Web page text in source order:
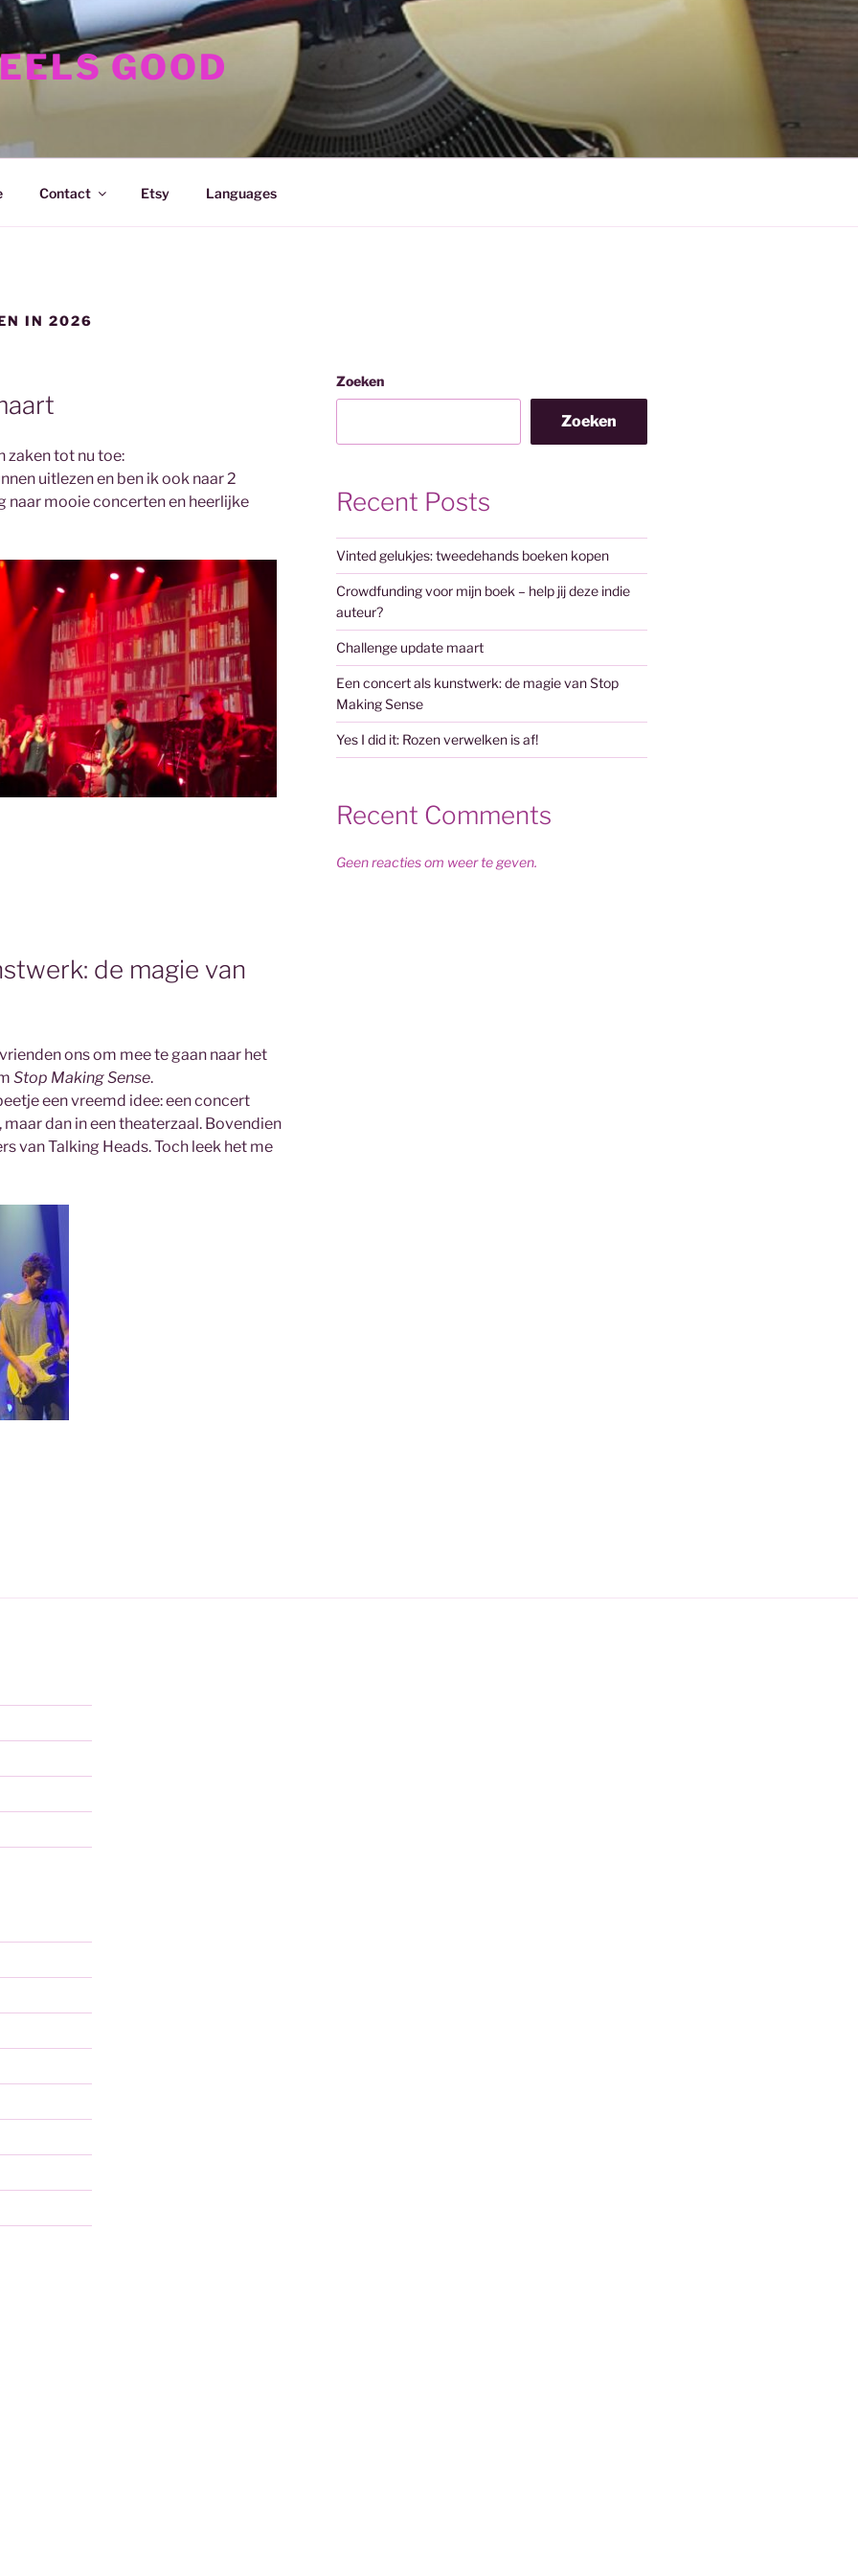
GOOD
Contact Etsy Languages
IN 2026
zaken tot nu toe:
uitlezen en ben ik ook naar 2
naar mooie concerten en heerlijke
de magie van
ons om mee te gaan naar het
Stop Making Sense.
een vreemd idee: een concert
dan in een theaterzaal. Bovendien
van Talking Heads. Toch leek het me
Zoeken
Zoeken
Recent Posts
Vinted gelukjes: tweedehands boeken kopen
Crowdfunding voor mijn boek – help jij deze indie
auteur?
Challenge update maart
Een concert als kunstwerk: de magie van Stop
Making Sense
Yes I did it: Rozen verwelken is af!
Recent Comments
Geen reacties om weer te geven.